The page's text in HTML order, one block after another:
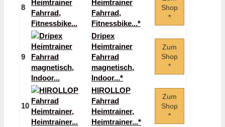
8
Heimtrainer
Fahrrad,
Fitnessbike...*
Shop
*
9
Dripex
Heimtrainer
Fahrrad
magnetisch,
Indoor...*
Zum
Shop
*
10
HIROLLOP
Fahrrad
Heimtrainer,
Heimtrainer...*
Zum
Shop
*